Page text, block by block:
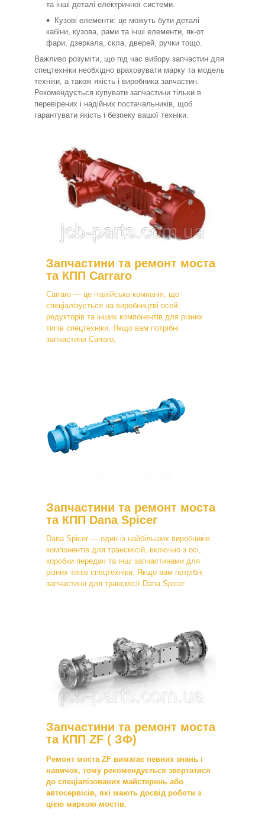
та інші деталі електричної системи.
Кузові елементи: це можуть бути деталі
кабіни, кузова, рами та інші елементи, як-от
фари, дзеркала, скла, дверей, ручки тощо.
Важливо розуміти, що під час вибору запчастин для
спецтехніки необхідно враховувати марку та модель
техніки, а також якість і виробника запчастин.
Рекомендується купувати запчастини тільки в
перевірених і надійних постачальників, щоб
гарантувати якість і безпеку вашої техніки.
Запчастини та ремонт моста
та КПП Carraro
Carraro — це італійська компанія, що
спеціалізується на виробництві осей,
редукторів та інших компонентів для різних
типів спецтехніки. Якщо вам потрібні
запчастини Carraro,
Запчастини та ремонт моста
та КПП Dana Spicer
Dana Spicer — один із найбільших виробників
компонентів для трансмісій, включно з осі,
коробки передач та інші запчастинами для
різних типів спецтехніки. Якщо вам потрібні
запчастини для трансмісії Dana Spicer
Запчастини та ремонт моста
та КПП ZF ( ЗФ)
Ремонт моста ZF вимагає певних знань і
навичок, тому рекомендується звертатися
до спеціалізованих майстерень або
автосервісів, які мають досвід роботи з
цією маркою мостів.